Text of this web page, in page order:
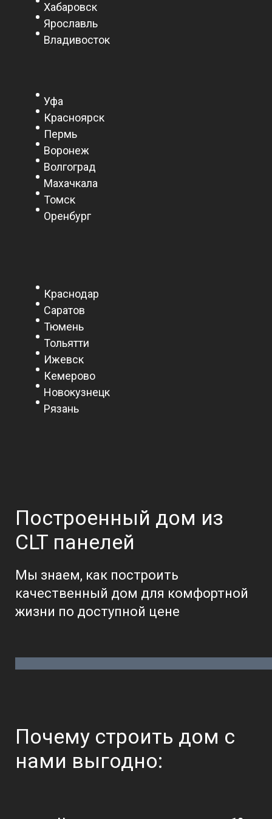
Хабаровск
Ярославль
Владивосток
Уфа
Красноярск
Пермь
Воронеж
Волгоград
Махачкала
Томск
Оренбург
Краснодар
Саратов
Тюмень
Тольятти
Ижевск
Кемерово
Новокузнецк
Рязань
Построенный дом из
CLT панелей
Мы знаем, как построить
качественный дом для комфортной
жизни по доступной цене
Почему строить дом с
нами выгодно: